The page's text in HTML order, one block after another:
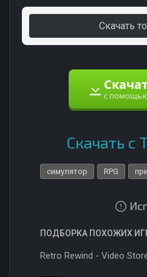
Скачать
с
Скачать с
симулятор RPG
ПОДБОРКА ПОХОЖИХ
Retro Rewind - Video